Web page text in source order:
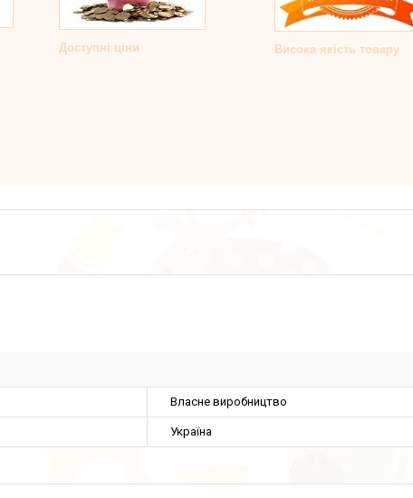
Доступні ціни Висока якість товару
Власне виробництво
Україна